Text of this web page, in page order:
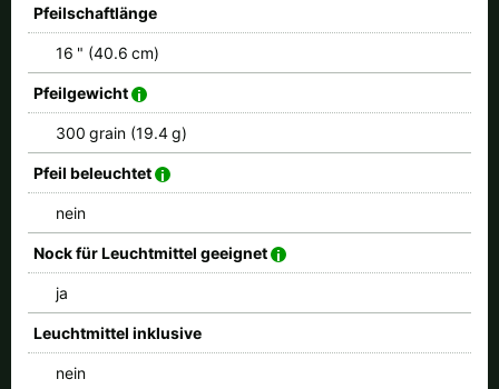
Pfeilschaftlänge
16 " (40.6 cm)
Pfeilgewicht
300 grain (19.4 g)
Pfeil beleuchtet
nein
Nock für Leuchtmittel geeignet
ja
Leuchtmittel inklusive
nein